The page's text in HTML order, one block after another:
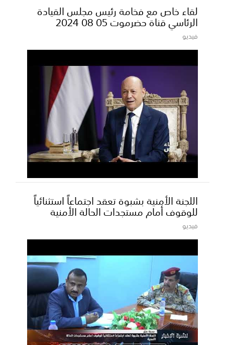
لقاء خاص مع فخامة رئيس مجلس القيادة
الرئاسي قناة حضرموت 05 08 2024
فيديو
اللجنة الأمنية بشبوة تعقد اجتماعاً استثنائياً
للوقوف أمام مستجدات الحالة الأمنية
فيديو